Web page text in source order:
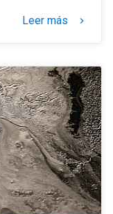
Leer más keyboard_arrow_right